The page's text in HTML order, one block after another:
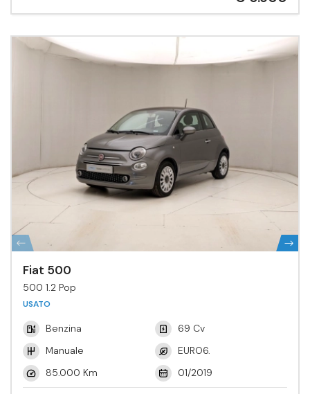
Fiat 500
500 1.2 Pop
USATO
Benzina
69 Cv
Manuale
EURO6.
85.000 Km
01/2019